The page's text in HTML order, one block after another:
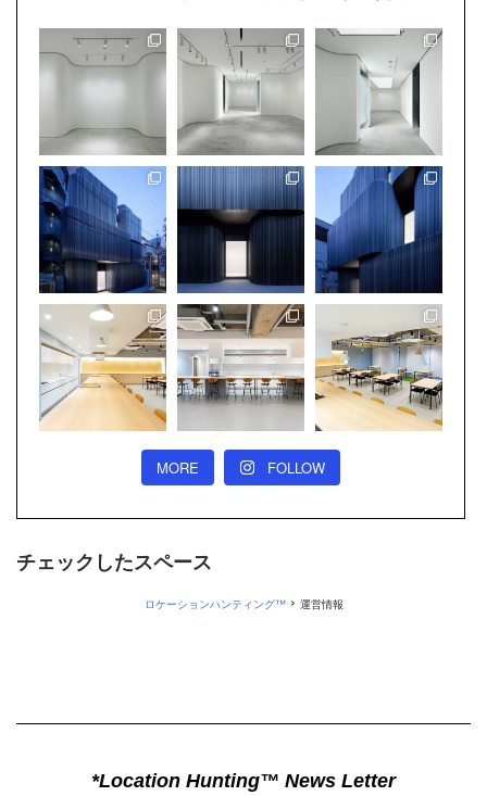
MORE FOLLOW
チェックしたスペース
ロケーションハンティング™ › 運営情報
*Location Hunting™️ News Letter